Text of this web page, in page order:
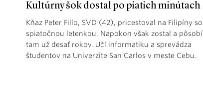
Kultúrny šok dostal po piatich minútach
Kňaz Peter Fillo, SVD (42), pricestoval na Filipíny so
spiatočnou letenkou. Napokon však zostal a pôsobí
tam už desať rokov. Učí informatiku a sprevádza
študentov na Univerzite San Carlos v meste Cebu.